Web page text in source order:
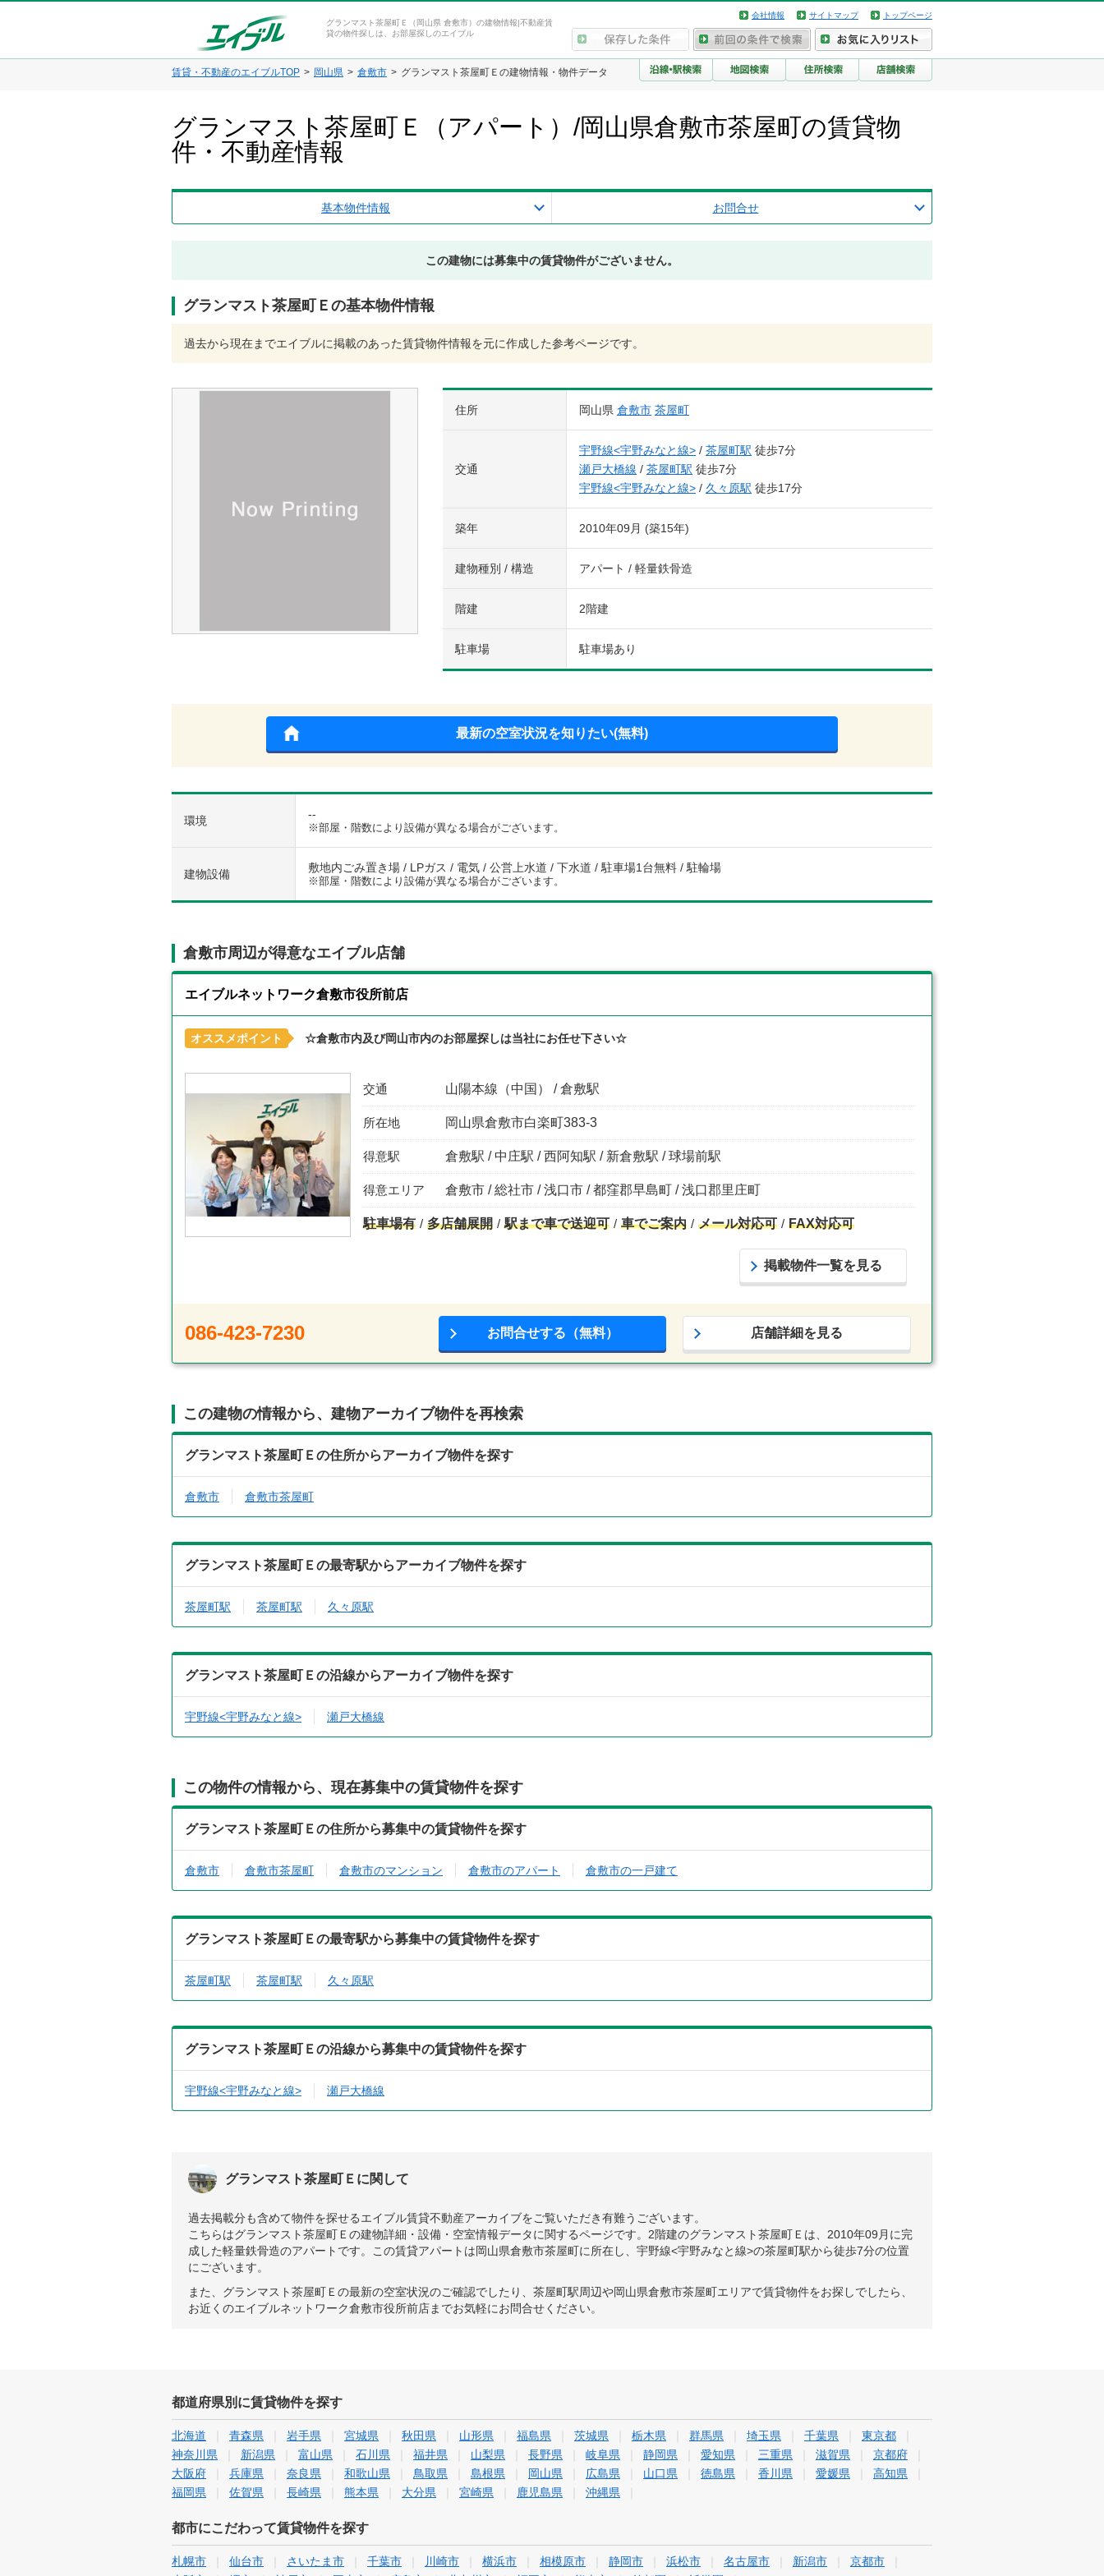
グランマスト茶屋町Ｅ（岡山県 倉敷市）の建物情報|不動産賃
貸の物件探しは、お部屋探しのエイブル
会社情報 サイトマップ トップページ
賃貸・不動産のエイブルTOP 岡山県 倉敷市 グランマスト茶屋町Ｅの建物情報・物件データ
グランマスト茶屋町Ｅ（アパート）/岡山県倉敷市茶屋町の賃貸物
件・不動産情報
基本物件情報 お問合せ
この建物には募集中の賃貸物件がございません。
グランマスト茶屋町Ｅの基本物件情報
過去から現在までエイブルに掲載のあった賃貸物件情報を元に作成した参考ページです。
住所 岡山県 倉敷市 茶屋町
交通
宇野線<宇野みなと線> / 茶屋町駅 徒歩7分
瀬戸大橋線 / 茶屋町駅 徒歩7分
宇野線<宇野みなと線> / 久々原駅 徒歩17分
築年 2010年09月 (築15年)
建物種別 / 構造 アパート / 軽量鉄骨造
階建 2階建
駐車場 駐車場あり
最新の空室状況を知りたい(無料)
環境 --
※部屋・階数により設備が異なる場合がございます。
建物設備 敷地内ごみ置き場 / LPガス / 電気 / 公営上水道 / 下水道 / 駐車場1台無料 / 駐輪場
※部屋・階数により設備が異なる場合がございます。
倉敷市周辺が得意なエイブル店舗
エイブルネットワーク倉敷市役所前店
オススメポイント ☆倉敷市内及び岡山市内のお部屋探しは当社にお任せ下さい☆
交通 山陽本線（中国） / 倉敷駅
所在地 岡山県倉敷市白楽町383-3
得意駅 倉敷駅 / 中庄駅 / 西阿知駅 / 新倉敷駅 / 球場前駅
得意エリア 倉敷市 / 総社市 / 浅口市 / 都窪郡早島町 / 浅口郡里庄町
駐車場有 多店舗展開 駅まで車で送迎可 車でご案内 メール対応可 FAX対応可
掲載物件一覧を見る
086-423-7230 お問合せする（無料） 店舗詳細を見る
この建物の情報から、建物アーカイブ物件を再検索
グランマスト茶屋町Ｅの住所からアーカイブ物件を探す
倉敷市 倉敷市茶屋町
グランマスト茶屋町Ｅの最寄駅からアーカイブ物件を探す
茶屋町駅 茶屋町駅 久々原駅
グランマスト茶屋町Ｅの沿線からアーカイブ物件を探す
宇野線<宇野みなと線> 瀬戸大橋線
この物件の情報から、現在募集中の賃貸物件を探す
グランマスト茶屋町Ｅの住所から募集中の賃貸物件を探す
倉敷市 倉敷市茶屋町 倉敷市のマンション 倉敷市のアパート 倉敷市の一戸建て
グランマスト茶屋町Ｅの最寄駅から募集中の賃貸物件を探す
茶屋町駅 茶屋町駅 久々原駅
グランマスト茶屋町Ｅの沿線から募集中の賃貸物件を探す
宇野線<宇野みなと線> 瀬戸大橋線
グランマスト茶屋町Ｅに関して
過去掲載分も含めて物件を探せるエイブル賃貸不動産アーカイブをご覧いただき有難うございます。
こちらはグランマスト茶屋町Ｅの建物詳細・設備・空室情報データに関するページです。2階建のグランマスト茶屋町Ｅは、2010年09月に完
成した軽量鉄骨造のアパートです。この賃貸アパートは岡山県倉敷市茶屋町に所在し、宇野線<宇野みなと線>の茶屋町駅から徒歩7分の位置
にございます。
また、グランマスト茶屋町Ｅの最新の空室状況のご確認でしたり、茶屋町駅周辺や岡山県倉敷市茶屋町エリアで賃貸物件をお探しでしたら、
お近くのエイブルネットワーク倉敷市役所前店までお気軽にお問合せください。
都道府県別に賃貸物件を探す
北海道 青森県 岩手県 宮城県 秋田県 山形県 福島県 茨城県 栃木県 群馬県 埼玉県 千葉県
東京都
神奈川県
新潟県 富山県 石川県 福井県 山梨県 長野県 岐阜県 静岡県 愛知県 三重県 滋賀県
京都府
大阪府
兵庫県 奈良県 和歌山県 鳥取県 島根県 岡山県 広島県 山口県 徳島県 香川県 愛媛県
高知県
福岡県
佐賀県 長崎県 熊本県 大分県 宮崎県 鹿児島県 沖縄県
都市にこだわって賃貸物件を探す
札幌市 仙台市 さいたま市 千葉市 川崎市 横浜市 相模原市 静岡市 浜松市 名古屋市 新潟市
京都市